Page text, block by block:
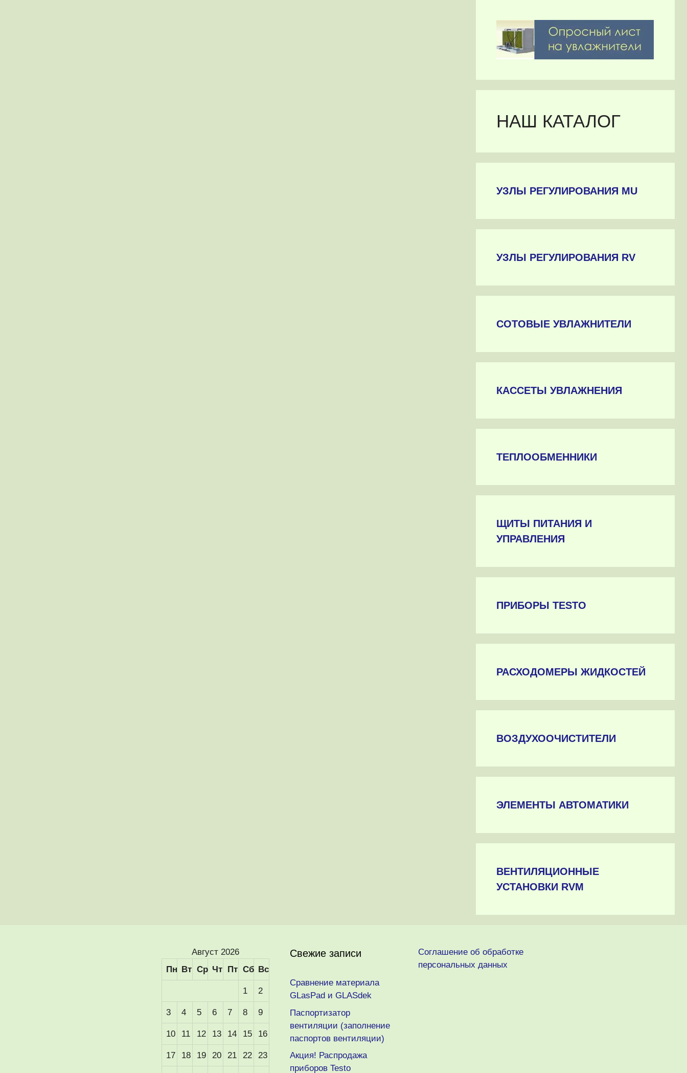
НАШ КАТАЛОГ
УЗЛЫ РЕГУЛИРОВАНИЯ MU
УЗЛЫ РЕГУЛИРОВАНИЯ RV
СОТОВЫЕ УВЛАЖНИТЕЛИ
КАССЕТЫ УВЛАЖНЕНИЯ
ТЕПЛООБМЕННИКИ
ЩИТЫ ПИТАНИЯ И
УПРАВЛЕНИЯ
ПРИБОРЫ TESTO
РАСХОДОМЕРЫ ЖИДКОСТЕЙ
ВОЗДУХООЧИСТИТЕЛИ
ЭЛЕМЕНТЫ АВТОМАТИКИ
ВЕНТИЛЯЦИОННЫЕ
УСТАНОВКИ RVM
Август 2026
Пн Вт Ср Чт Пт Сб Вс
1 2
3 4 5 6 7 8 9
10 11 12 13 14 15 16
17 18 19 20 21 22 23
Свежие записи
Сравнение материала
GLasPad и GLASdek
Паспортизатор
вентиляции (заполнение
паспортов вентиляции)
Акция! Распродажа
приборов Testo
Соглашение об обработке
персональных данных